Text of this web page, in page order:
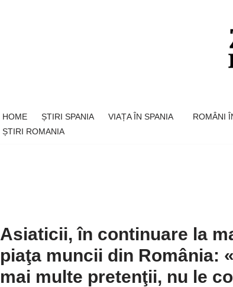
HOME ȘTIRI SPANIA VIAȚA ÎN SPANIA ROMÂNI
ȘTIRI ROMANIA
Asiaticii, în continuare la
piaţa muncii din România:
mai multe pretenţii, nu le